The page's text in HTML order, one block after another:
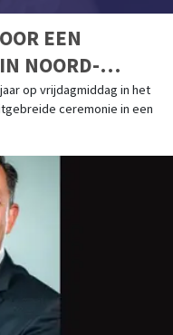
EEN
NOORD-
op vrijdagmiddag in het
ceremonie in een